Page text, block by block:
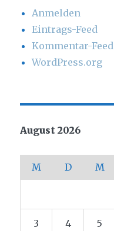
Anmelden
Eintrags-Feed
Kommentar-Feed
WordPress.org
August 2026
M D M
3 4 5